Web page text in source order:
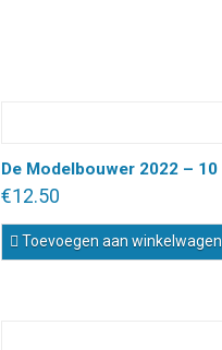
De Modelbouwer 2022 – 10
€12.50
Toevoegen aan winkelwagen